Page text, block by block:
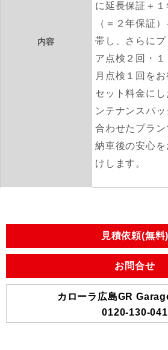
内容
に延長保証＋１
（＝２年保証
帯し、さらにプ
ア点検２回・１
月点検１回をお
セット料金にし
ンテナンスパッ
合わせたプラン
納車後の安心を
けします。
見積依頼(無料)
お問合せ
カローラ広島GR
0120-130-041